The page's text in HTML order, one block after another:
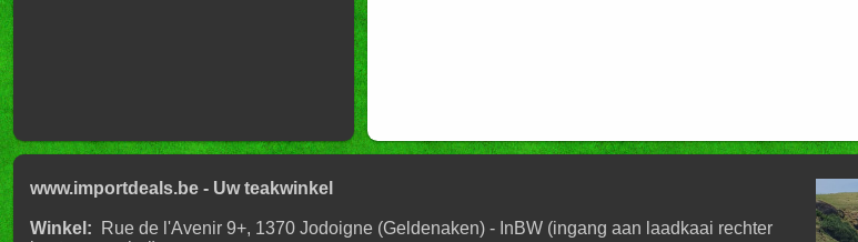
www.importdeals.be - Uw teakwinkel
Winkel: Rue de l'Avenir 9+, 1370 Jodoigne (Geldenaken) - InBW (ingang aan laadkaai rechter